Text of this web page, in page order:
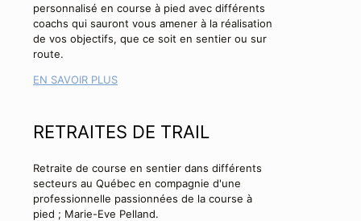
personnalisé en course à pied avec différents
coachs qui sauront vous amener à la réalisation
de vos objectifs, que ce soit en sentier ou sur
route.
EN SAVOIR PLUS
RETRAITES DE TRAIL
Retraite de course en sentier dans différents
secteurs au Québec en compagnie d'une
professionnelle passionnées de la course à
pied ; Marie-Eve Pelland.